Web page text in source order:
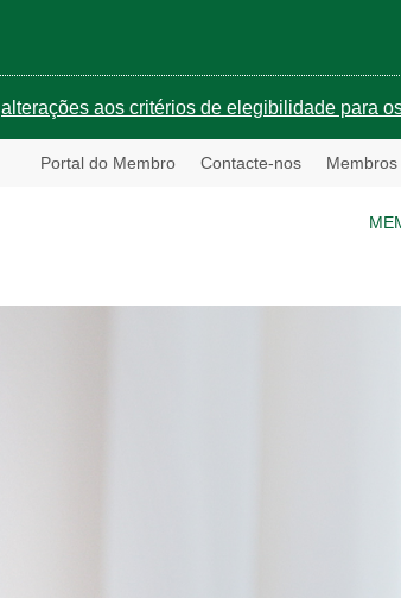
alterações aos critérios de elegibilidade para
Portal do Membro Contacte-nos Membros